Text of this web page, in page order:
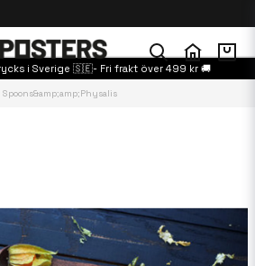
i Sverige 🇸🇪- Fri frakt över 499 kr 🚚
Spoons&amp;amp;Physalis